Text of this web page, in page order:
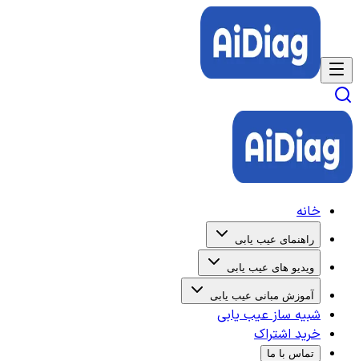
خانه
راهنمای عیب یابی
ویدیو های عیب یابی
آموزش مبانی عیب یابی
شبیه ساز عیب یابی
خرید اشتراک
تماس با ما